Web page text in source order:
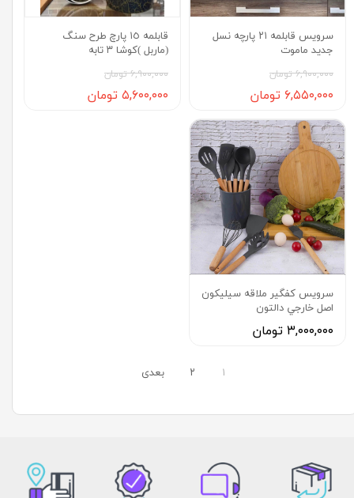
سرويس قابلمه ٢١ پارچه نسل
جديد ماموت
۶,۹۰۰,۰۰۰ تومان
۶,۵۵۰,۰۰۰ تومان
قابلمه ١٥ پارچ طرح سنگ
(ماربل )كوشا ٣ تابه
۶,۹۰۰,۰۰۰ تومان
۵,۶۰۰,۰۰۰ تومان
سرويس كفگير ملاقه سيليكون
اصل خارجي دالتون
۳,۰۰۰,۰۰۰ تومان
۱ ۲ بعدی